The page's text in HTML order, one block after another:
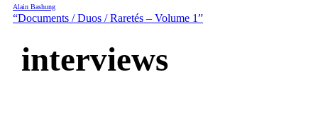
Alain Bashung
“Documents / Duos / Raretés – Volume 1”
interviews